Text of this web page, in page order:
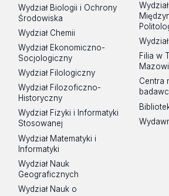
Wydział Biologii i Ochrony
Środowiska
Wydział Chemii
Wydział Ekonomiczno-
Socjologiczny
Wydział Filologiczny
Wydział Filozoficzno-
Historyczny
Wydział Fizyki i Informatyki
Stosowanej
Wydział Matematyki i
Informatyki
Wydział Nauk
Geograficznych
Wydział Nauk o
Filia w
Centra